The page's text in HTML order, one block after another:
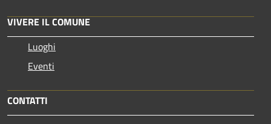
VIVERE IL COMUNE
Luoghi
Eventi
CONTATTI